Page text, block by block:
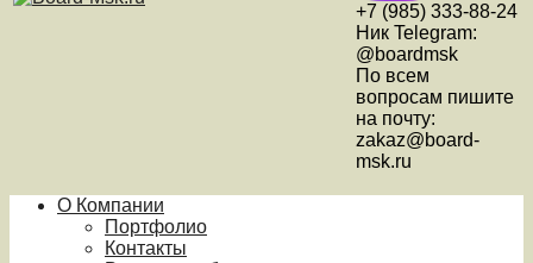
+7 (985) 333-88-24
Ник Telegram:
@boardmsk
По всем
вопросам пишите
на почту:
zakaz@board-
msk.ru
О Компании
Портфолио
Контакты